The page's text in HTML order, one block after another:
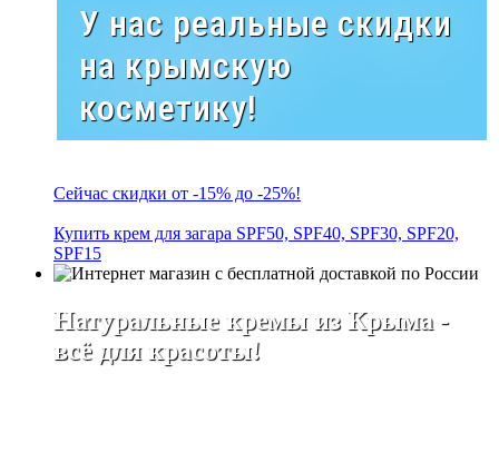
У нас реальные скидки
на крымскую
косметику!
Сейчас скидки от -15% до -25%!
Купить крем для загара SPF50, SPF40, SPF30, SPF20,
SPF15
Натуральные кремы из Крыма -
всё для красоты!